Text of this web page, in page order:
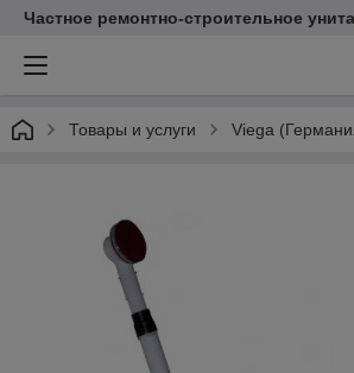
Частное ремонтно-строительное
Товары и услуги Viega